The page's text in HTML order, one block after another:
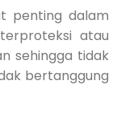
penting dalam
atau
sehingga tidak
bertanggung